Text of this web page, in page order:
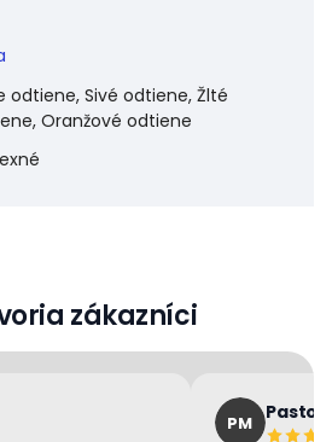
odtiene, Sivé odtiene, Žlté
Oranžové odtiene
zákazníci
PM